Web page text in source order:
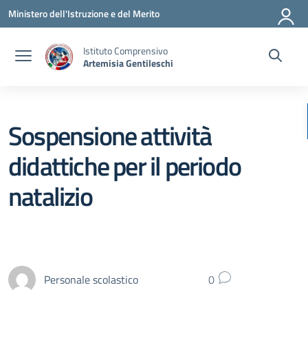
Vai ai contenuti
Vai al menu di navigazione
Vai al footer
Ministero dell'Istruzione e del Merito
Istituto Comprensivo
Artemisia Gentileschi
Sospensione attività
didattiche per il periodo
natalizio
Personale scolastico 0